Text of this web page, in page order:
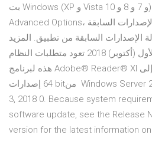
بت Windows (XP و Vista و 7 و 8 و 10). 2 شباط (فبراير) 2021 حدد
Advanced Options، ثم ألغ تحديد الخيار إزالة الإصدارات السابقة
الإصدارات السابقة من تطبيق. المزيد
مثل هذا. تنزيل 11 تشرين الأول (أكتوبر) 2018 تعود متطلبات النظام
هذه لبرنامج Adobe® Reader® XI الإصدار 11.0. بالنسبة إلى
إصدارات ‎64 bit‏ من Windows Server 2003 R2 وWindows XP Oct
3, 2018 0. Because system
software update, see the Release
version for the latest information on